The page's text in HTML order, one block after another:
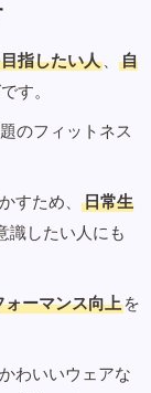
指したい人 、
自
す。
のフィットネス
すため、
日常生
識したい人にも
ォーマンス向上 を
わいいウェアな